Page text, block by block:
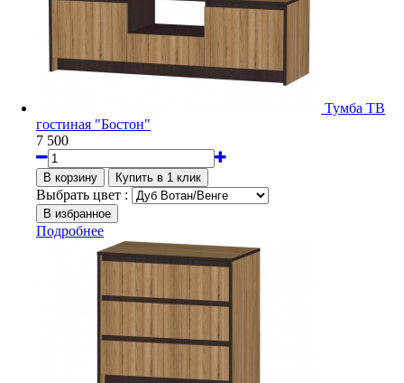
Тумба ТВ
гостиная "Бостон"
7 500
Выбрать цвет :
Подробнее